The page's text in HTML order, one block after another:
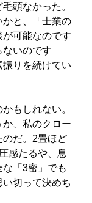
頭なかった。
かと、「士業の
可能なのです
いのです
りを続けてい
もしれない。
か、私のクロー
のだ。2畳ほど
感たるや、息
「3密」でも
切って決めち